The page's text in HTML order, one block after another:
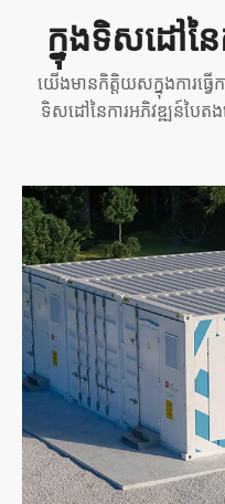
ក្នុងទិសដៅនៃ
យើងមានកិត្តិយសក្នុងការធ្វ
ទិសដៅនៃការអភិវឌ្ឍន៍បៃតង